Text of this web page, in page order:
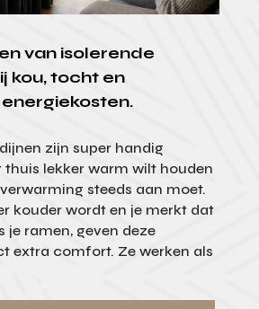
van isolerende
kou, tocht en
zijn super handig
thuis lekker warm wilt houden
steeds aan moet.
kouder wordt en je merkt dat
je ramen, geven deze
extra comfort. Ze werken als